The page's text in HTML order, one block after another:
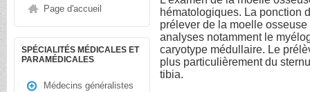
Page d'accueil
SPÉCIALITÉS MÉDICALES ET
PARAMÉDICALES
Médecins généralistes
hématologiques. La ponction
prélever de la moelle
analyses notamment le
caryotype médullaire. Le
plus particulièrement du
tibia.